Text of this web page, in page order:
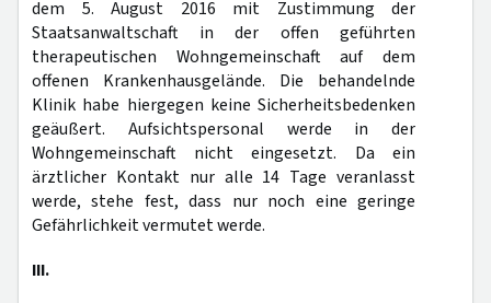
dem 5. August 2016 mit Zustimmung der
Staatsanwaltschaft in der offen geführten
therapeutischen Wohngemeinschaft auf dem
offenen Krankenhausgelände. Die behandelnde
Klinik habe hiergegen keine Sicherheitsbedenken
geäußert. Aufsichtspersonal werde in der
Wohngemeinschaft nicht eingesetzt. Da ein
ärztlicher Kontakt nur alle 14 Tage veranlasst
werde, stehe fest, dass nur noch eine geringe
Gefährlichkeit vermutet werde.
III.